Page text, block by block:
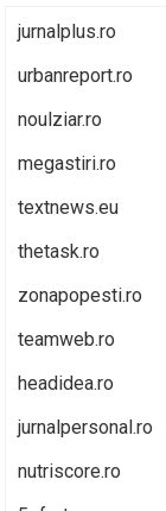
jurnalplus.ro
urbanreport.ro
noulziar.ro
megastiri.ro
textnews.eu
thetask.ro
zonapopesti.ro
teamweb.ro
headidea.ro
jurnalpersonal.ro
nutriscore.ro